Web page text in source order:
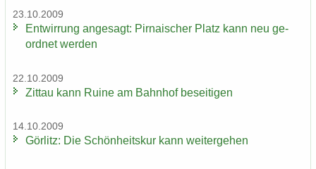
23.10.2009
Ent­wir­rung an­ge­sagt: Pir­na­i­scher Platz kann neu ge­
ord­net wer­den
22.10.2009
Zit­tau kann Ruine am Bahn­hof be­sei­ti­gen
14.10.2009
Gör­litz: Die Schön­heits­kur kann wei­ter­ge­hen